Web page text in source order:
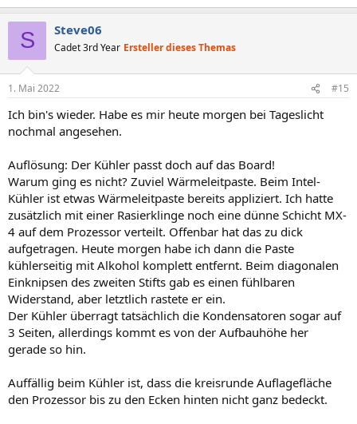
S Steve06
Cadet 3rd Year Ersteller dieses Themas
1. Mai 2022 #15
Ich bin's wieder. Habe es mir heute morgen bei Tageslicht
nochmal angesehen.
Auflösung: Der Kühler passt doch auf das Board!
Warum ging es nicht? Zuviel Wärmeleitpaste. Beim Intel-
Kühler ist etwas Wärmeleitpaste bereits appliziert. Ich hatte
zusätzlich mit einer Rasierklinge noch eine dünne Schicht MX-
4 auf dem Prozessor verteilt. Offenbar hat das zu dick
aufgetragen. Heute morgen habe ich dann die Paste
kühlerseitig mit Alkohol komplett entfernt. Beim diagonalen
Einknipsen des zweiten Stifts gab es einen fühlbaren
Widerstand, aber letztlich rastete er ein.
Der Kühler überragt tatsächlich die Kondensatoren sogar auf
3 Seiten, allerdings kommt es von der Aufbauhöhe her
gerade so hin.
Auffällig beim Kühler ist, dass die kreisrunde Auflagefläche
den Prozessor bis zu den Ecken hinten nicht ganz bedeckt.